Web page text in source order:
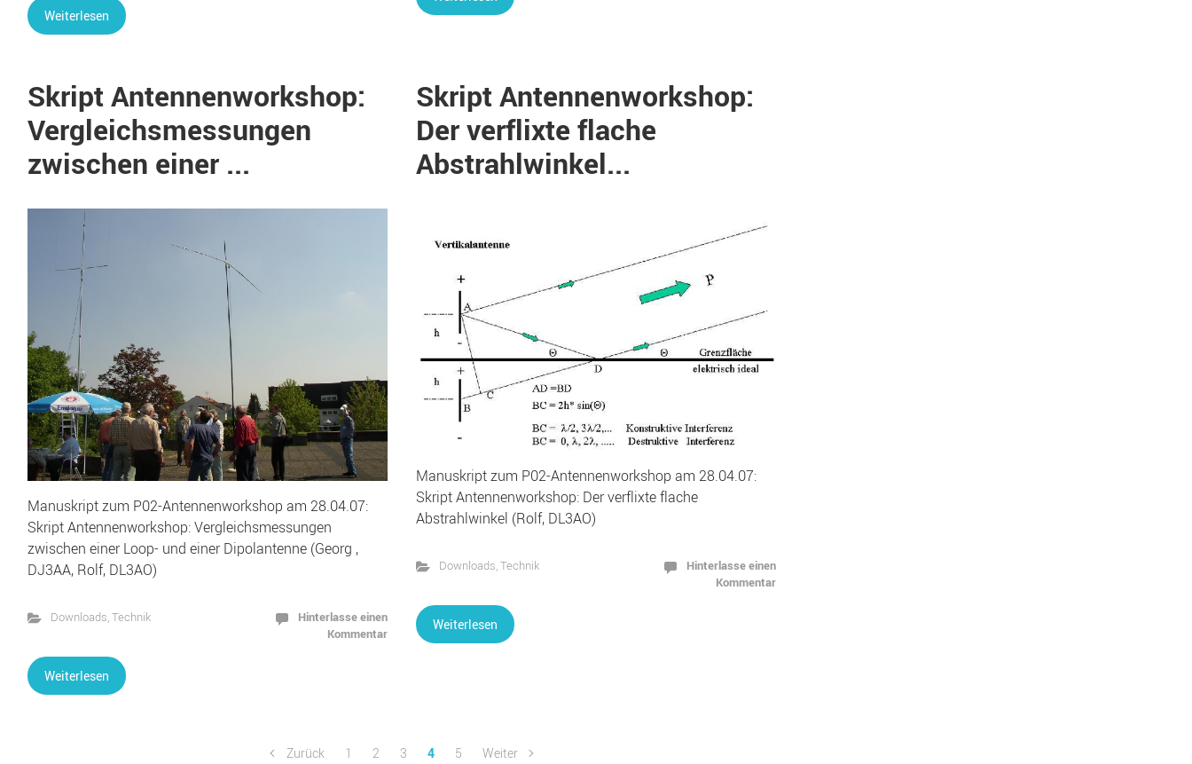
Weiterlesen
Skript Antennenworkshop:
Vergleichsmessungen
zwischen einer ...
Manuskript zum P02-Antennenworkshop am 28.04.07:
Skript Antennenworkshop: Vergleichsmessungen
zwischen einer Loop- und einer Dipolantenne (Georg ,
DJ3AA, Rolf, DL3AO)
Downloads,Technik
Hinterlasse einen
Kommentar
Weiterlesen
Skript Antennenworkshop:
Der verflixte flache
Abstrahlwinkel...
Manuskript zum P02-Antennenworkshop am 28.04.07:
Skript Antennenworkshop: Der verflixte flache
Abstrahlwinkel (Rolf, DL3AO)
Downloads,Technik
Hinterlasse einen
Kommentar
Weiterlesen
Zurück 1 2 3 4 5 Weiter